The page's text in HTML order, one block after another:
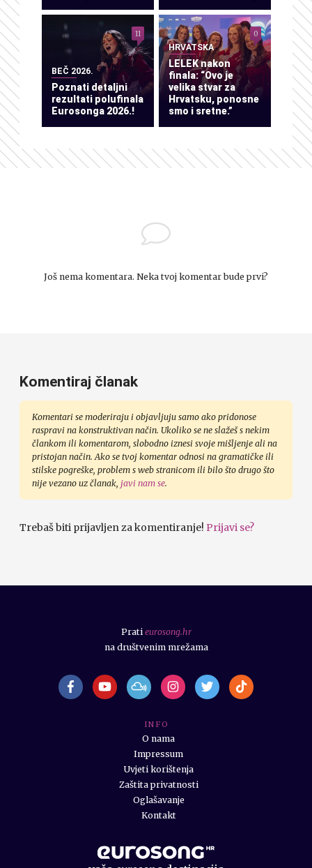
BEČ 2026.
Poznati detaljni
rezultati polufinala
Eurosonga 2026.!
11
HRVATSKA
LELEK nakon
finala: “Ovo je
velika stvar za
Hrvatsku, ponosne
smo i sretne.”
0
Još nema komentara. Neka tvoj komentar bude prvi?
Komentiraj članak
Komentari se moderiraju i objavljuju samo ako pridonose
raspravi na konstruktivan način. Ukoliko se ne slažeš s nekim
člankom ili komentarom, slobodno iznesi svoje mišljenje ali na
pristojan način. Ako se tvoj komentar odnosi na gramatičke ili
stilske pogreške, problem s web stranicom ili bilo što drugo što
nije vezano uz članak, javi nam se.
Trebaš biti prijavljen za komentiranje! Prijavi se?
I N F O
O nama
Impressum
Uvjeti korištenja
Zaštita privatnosti
Oglašavanje
Kontakt
Prati eurosong.hr
na društvenim mrežama